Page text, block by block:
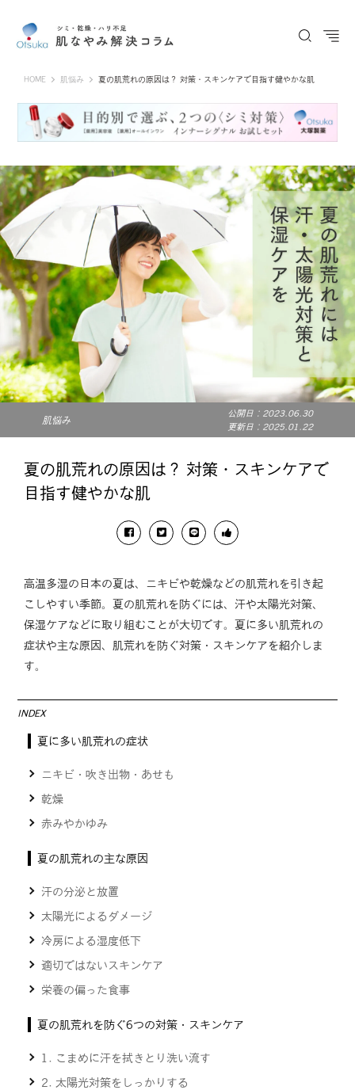
HOME Otsuka Pharmaceutical Co., Ltd.
肌悩み 夏の肌荒れの原因は？ 対策・スキンケアで目指す健やかな肌
肌悩み
公開日：2023.06.30
更新日：2025.01.22
夏の肌荒れの原因は？ 対策・スキンケアで
目指す健やかな肌
高温多湿の日本の夏は、ニキビや乾燥などの肌荒れを引き起
こしやすい季節。夏の肌荒れを防ぐには、汗や太陽光対策、
保湿ケアなどに取り組むことが大切です。夏に多い肌荒れの
症状や主な原因、肌荒れを防ぐ対策・スキンケアを紹介しま
す。
INDEX
夏に多い肌荒れの症状
ニキビ・吹き出物・あせも
乾燥
赤みやかゆみ
夏の肌荒れの主な原因
汗の分泌と放置
太陽光によるダメージ
冷房による湿度低下
適切ではないスキンケア
栄養の偏った食事
夏の肌荒れを防ぐ6つの対策・スキンケア
1. こまめに汗を拭きとり洗い流す
2. 太陽光対策をしっかりする